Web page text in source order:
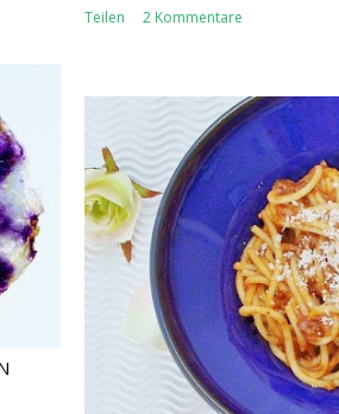
Teilen 2 Kommentare